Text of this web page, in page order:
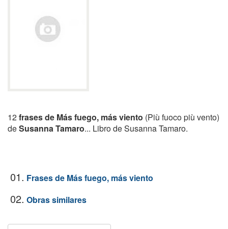
12frases de Más fuego, más viento (Più fuoco più vento)
deSusanna Tamaro... Libro de Susanna Tamaro.
01. Frases de Más fuego, más viento
02. Obras similares